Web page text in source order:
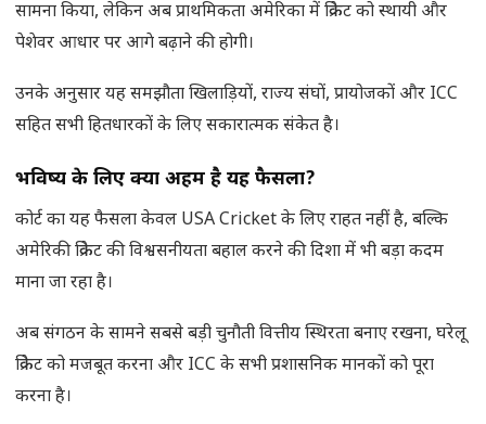
सामना किया, लेकिन अब प्राथमिकता अमेरिका में क्रिकेट को स्थायी और
पेशेवर आधार पर आगे बढ़ाने की होगी।
उनके अनुसार यह समझौता खिलाड़ियों, राज्य संघों, प्रायोजकों और ICC
सहित सभी हितधारकों के लिए सकारात्मक संकेत है।
भविष्य के लिए क्यों अहम है यह फैसला?
कोर्ट का यह फैसला केवल USA Cricket के लिए राहत नहीं है, बल्कि
अमेरिकी क्रिकेट की विश्वसनीयता बहाल करने की दिशा में भी बड़ा कदम
माना जा रहा है।
अब संगठन के सामने सबसे बड़ी चुनौती वित्तीय स्थिरता बनाए रखना, घरेलू
क्रिकेट को मजबूत करना और ICC के सभी प्रशासनिक मानकों को पूरा
करना है।